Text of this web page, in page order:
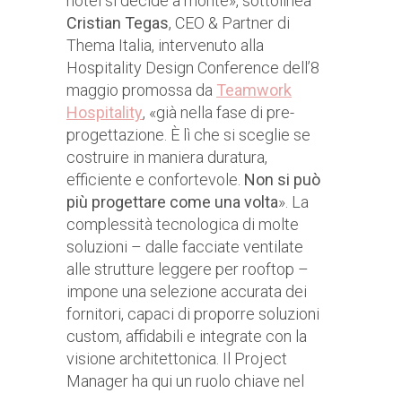
Cristian Tegas, CEO & Partner di
Thema Italia, intervenuto alla
Hospitality Design Conference dell’8
maggio promossa da Teamwork
Hospitality, «già nella fase di pre-
progettazione. È lì che si sceglie se
costruire in maniera duratura,
efficiente e confortevole. Non si può
più progettare come una volta». La
complessità tecnologica di molte
soluzioni – dalle facciate ventilate
alle strutture leggere per rooftop –
impone una selezione accurata dei
fornitori, capaci di proporre soluzioni
custom, affidabili e integrate con la
visione architettonica. Il Project
Manager ha qui un ruolo chiave nel